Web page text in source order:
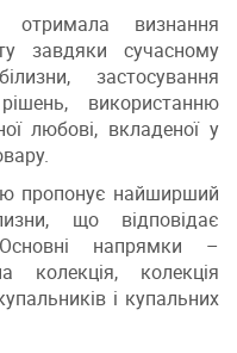
визнання
завдяки сучасному
застосування
використанню
любові, вкладеної у
пропонує найширший
що відповідає
напрямки –
колекція, колекція
і купальних